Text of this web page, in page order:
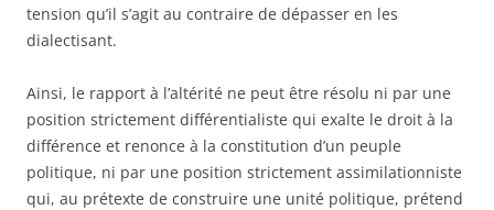
tension qu’il s’agit au contraire de dépasser en les
dialectisant.
Ainsi, le rapport à l’altérité ne peut être résolu ni par une
position strictement différentialiste qui exalte le droit à la
différence et renonce à la constitution d’un peuple
politique, ni par une position strictement assimilationniste
qui, au prétexte de construire une unité politique, prétend